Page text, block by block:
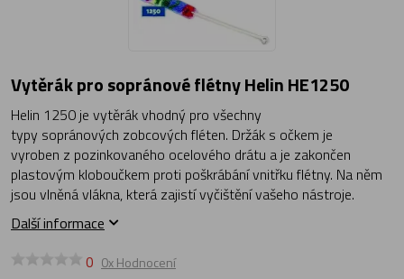
Vytěrák pro sopránové flétny Helin HE1250
Helin 1250 je vytěrák vhodný pro všechny
typy sopránových zobcových fléten. Držák s očkem je
vyroben z pozinkovaného ocelového drátu a je zakončen
plastovým kloboučkem proti poškrábání vnitřku flétny. Na něm
jsou vlněná vlákna, která zajistí vyčištění vašeho nástroje.
Další informace
0 0x Hodnocení